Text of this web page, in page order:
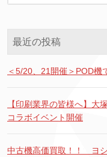
最近の投稿
＜5/20、21開催＞POD機
【印刷業界の皆様へ】大
コラボイベント開催
中古機高価買取！！ ヨ